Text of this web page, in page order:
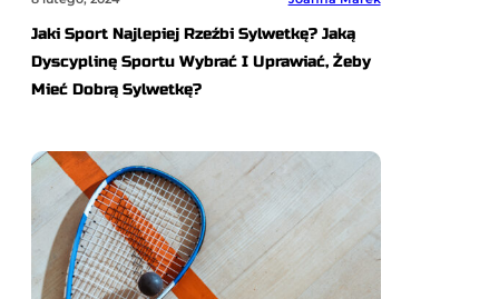
Jaki Sport Najlepiej Rzeźbi Sylwetkę? Jaką
Dyscyplinę Sportu Wybrać I Uprawiać, Żeby
Mieć Dobrą Sylwetkę?